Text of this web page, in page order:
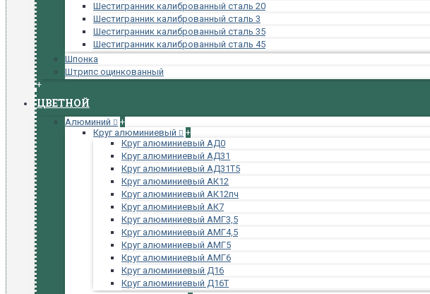
Шестигранник калиброванный сталь 20
Шестигранник калиброванный сталь 3
Шестигранник калиброванный сталь 35
Шестигранник калиброванный сталь 45
Шпонка
Штрипс оцинкованный
+
ЦВЕТНОЙ
Алюминий
+
Круг алюминиевый
+
Круг алюминиевый АД0
Круг алюминиевый АД31
Круг алюминиевый АД31Т5
Круг алюминиевый АК12
Круг алюминиевый АК12пч
Круг алюминиевый АК7
Круг алюминиевый АМГ3,5
Круг алюминиевый АМГ4,5
Круг алюминиевый АМГ5
Круг алюминиевый АМГ6
Круг алюминиевый Д16
Круг алюминиевый Д16Т